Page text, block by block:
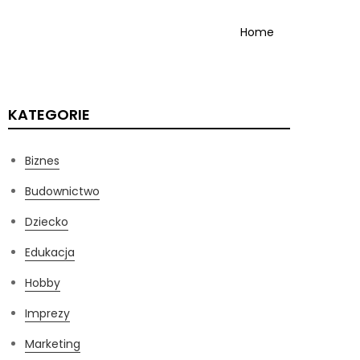
Home
KATEGORIE
Biznes
Budownictwo
Dziecko
Edukacja
Hobby
Imprezy
Marketing